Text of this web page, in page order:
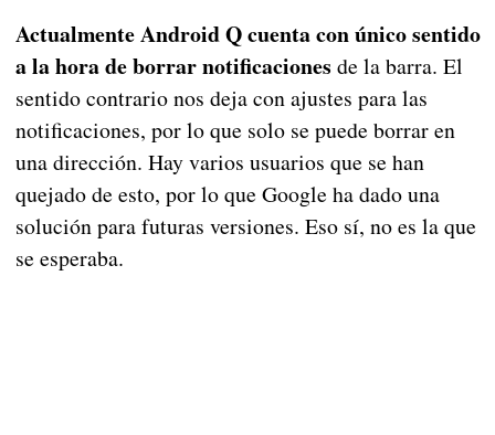
Actualmente Android Q cuenta con único sentido
a la hora de borrar notificaciones de la barra. El
sentido contrario nos deja con ajustes para las
notificaciones, por lo que solo se puede borrar en
una dirección. Hay varios usuarios que se han
quejado de esto, por lo que Google ha dado una
solución para futuras versiones. Eso sí, no es la que
se esperaba.